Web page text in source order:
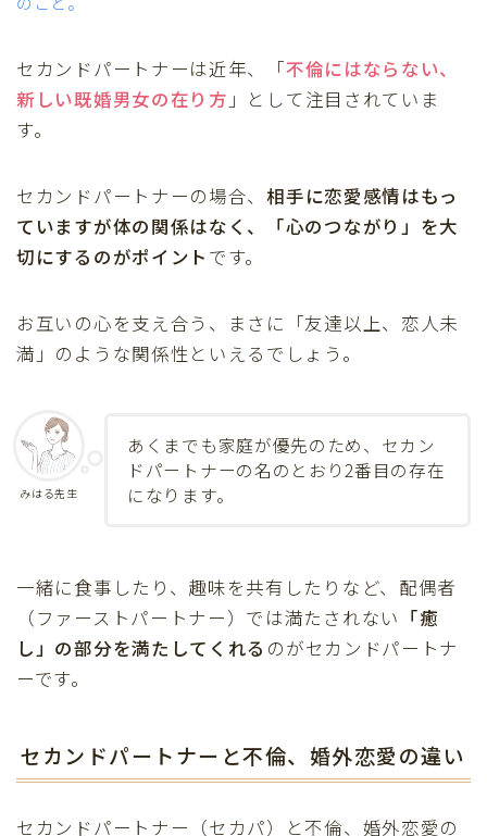
セカンドパートナーは近年、「不倫にはならない、
新しい既婚男女の在り方 」として注目されていま
す。
セカンドパートナーの場合、相手に恋愛感情はもっ
ていますが体の関係はなく、「心のつながり」を大
切にするのがポイント です。
お互いの心を支え合う、まさに「友達以上、恋人未
満」のような関係性といえるでしょう。
みはる先生
あくまでも家庭が優先のため、セカン
ドパートナーの名のとおり2番目の存在
になります。
一緒に食事したり、趣味を共有したりなど、 配偶者
（ファーストパートナー）では満たされない 「癒
し」の部分を満たしてくれる のがセカンドパートナ
ーです。
セカンドパートナーと不倫、婚外恋愛の違い
セカンドパートナー（セカパ）と不倫、婚外恋愛の